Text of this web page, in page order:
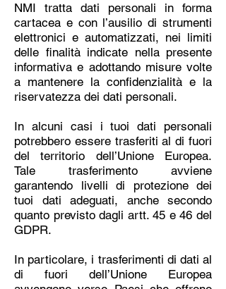
NMI tratta dati personali in forma
cartacea e con l’ausilio di strumenti
elettronici e automatizzati, nei limiti
delle finalità indicate nella presente
informativa e adottando misure volte
a mantenere la confidenzialità e la
riservatezza dei dati personali.
In alcuni casi i tuoi dati personali
potrebbero essere trasferiti al di fuori
del territorio dell’Unione Europea.
Tale trasferimento avviene
garantendo livelli di protezione dei
tuoi dati adeguati, anche secondo
quanto previsto dagli artt. 45 e 46 del
GDPR.
In particolare, i trasferimenti di dati al
di fuori dell’Unione Europea